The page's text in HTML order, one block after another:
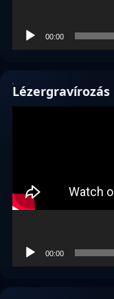
00:00
Lézergravírozás
00:00